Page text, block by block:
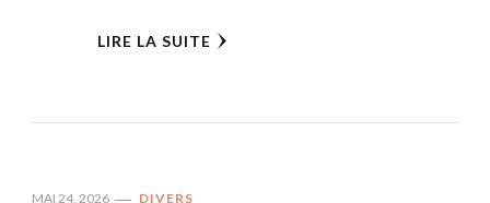
LIRE LA SUITE
MAI 24, 2026 DIVERS